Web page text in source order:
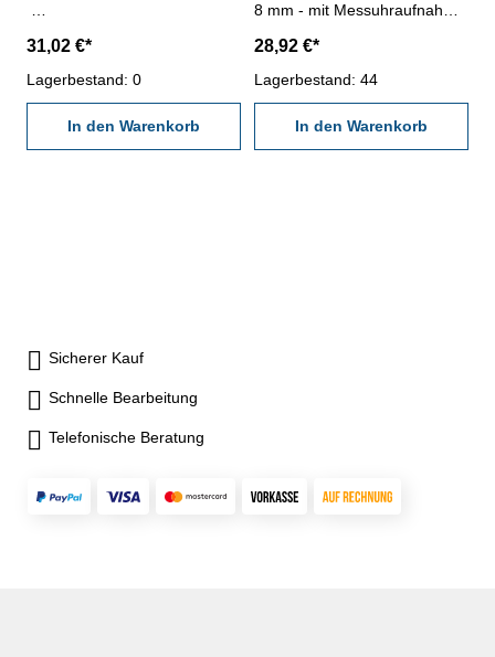
Gesamthöhe: 185 mm
Magnetkraft: 10 kg Magnetfuß
(LxBxH) mm: 36 x 30 x 36,
Gewinde M4
31,02 €*
Lagerbestand: 0
In den Warenkorb
8 mm - mit Messuhraufnahme
Schwalbenschwanzaufnahme
28,92 €*
Lagerbestand: 44
In den Warenkorb
Sicherer Kauf
Schnelle Bearbeitung
Telefonische Beratung